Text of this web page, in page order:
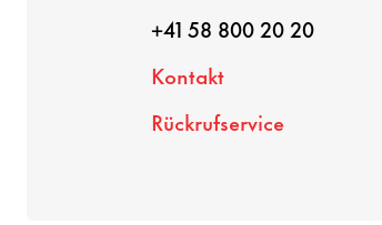
+41 58 800 20 20
Kontakt
Rückrufservice